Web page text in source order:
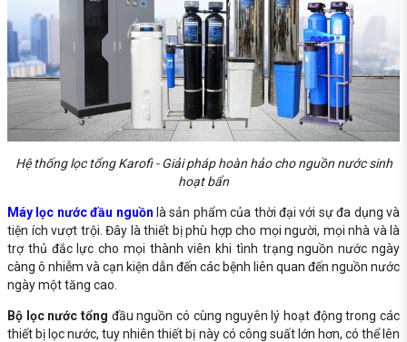
Hệ thống lọc tổng Karofi - Giải pháp hoàn hảo cho nguồn nước sinh
hoạt bẩn
Máy lọc nước đầu nguồn là sản phẩm của thời đại với sự đa dụng và
tiện ích vượt trội. Đây là thiết bị phù hợp cho mọi người, mọi nhà và là
trợ thủ đắc lực cho mọi thành viên khi tình trạng nguồn nước ngày
càng ô nhiễm và cạn kiện dẫn đến các bệnh liên quan đến nguồn nước
ngày một tăng cao.
Bộ lọc nước tổng đầu nguồn có cùng nguyên lý hoạt động trong các
thiết bị lọc nước, tuy nhiên thiết bị này có công suất lớn hơn, có thể lên